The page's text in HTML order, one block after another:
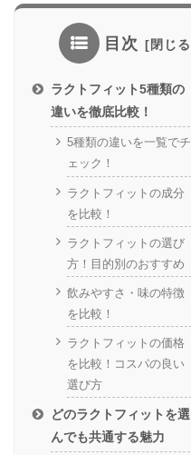
目次
ラクトフィット5種類の
違いを徹底比較！
5種類の違いを一覧でチ
ェック！
ラクトフィットの成分
を比較！
ラクトフィットの選び
方！目的別のおすすめ
飲みやすさ・味の特徴
を比較！
ラクトフィットの価格
を比較！コスパの良い
選び方
どのラクトフィットを選
んでも共通する魅力